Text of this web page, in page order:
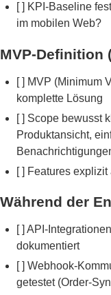
[ ] KPI-Baseline
im mobilen Web?
MVP-Definition
[ ] MVP (Minimum
komplette Lösung
[ ] Scope bewusst
Produktansicht,
[ ] Features
Während der
[ ] API-
dokumentiert
[ ] Webhook-
getestet (Order-